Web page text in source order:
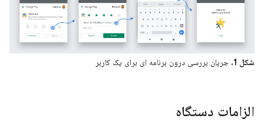
شکل 1. جریان بررسی درون برنامه ای برای یک کاربر
الزامات دستگاه